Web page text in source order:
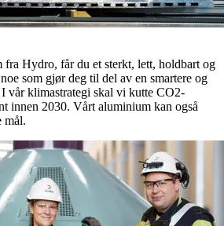
Hydro, får du et sterkt, lett, holdbart og
som gjør deg til del av en smartere og
vår klimastrategi skal vi kutte CO2-
innen 2030. Vårt aluminium kan også
mål.